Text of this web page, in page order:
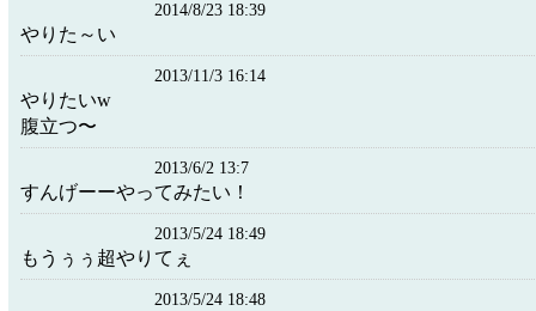
2014/8/23 18:39
やりた～い
2013/11/3 16:14
やりたいw
腹立つ〜
2013/6/2 13:7
すんげーーやってみたい！
2013/5/24 18:49
もうぅぅ超やりてぇ
2013/5/24 18:48